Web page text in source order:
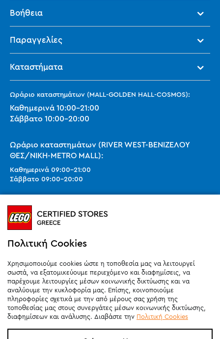
Βοήθεια
Παραγγελίες
Καταστήματα
Ωράριο καταστημάτων (MALL-GOLDEN HALL-COSMOS):
Καθημερινά 10:00-21:00
Σάββατο 10:00-20:00
Ωράριο καταστημάτων (RIVER WEST-ΒΕΝΙΖΕΛΟΥ
ΘΕΣ/ΝΙΚΗ-METRO MALL):
Καθημερινά 09:00-21:00
Σάββατο 09:00-20:00
Ωράριο καταστημάτων (SMART PARK):
Καθημερινά10:00-21:00
Σάββατο09:00
Κυριακή 11:00-20:00 (έως 25/10)
orders@legostoregreece.gr
Αρ.Γ.Ε.ΜΗ: 084878102000
Πολιτική Cookies
Χρησιμοποιούμε cookies ώστε η τοποθεσία μας να λειτουργεί
σωστά, να εξατομικεύουμε περιεχόμενο και διαφημίσεις, να
παρέχουμε λειτουργίες μέσων κοινωνικής δικτύωσης και να
αναλύουμε την κυκλοφορία μας. Επίσης, κοινοποιούμε
πληροφορίες σχετικά με την από μέρους σας χρήση της
τοποθεσίας μας στους συνεργάτες μέσων κοινωνικής δικτύωσης,
διαφημίσεων και ανάλυσης. Διαβάστε την Πολιτική Cookies